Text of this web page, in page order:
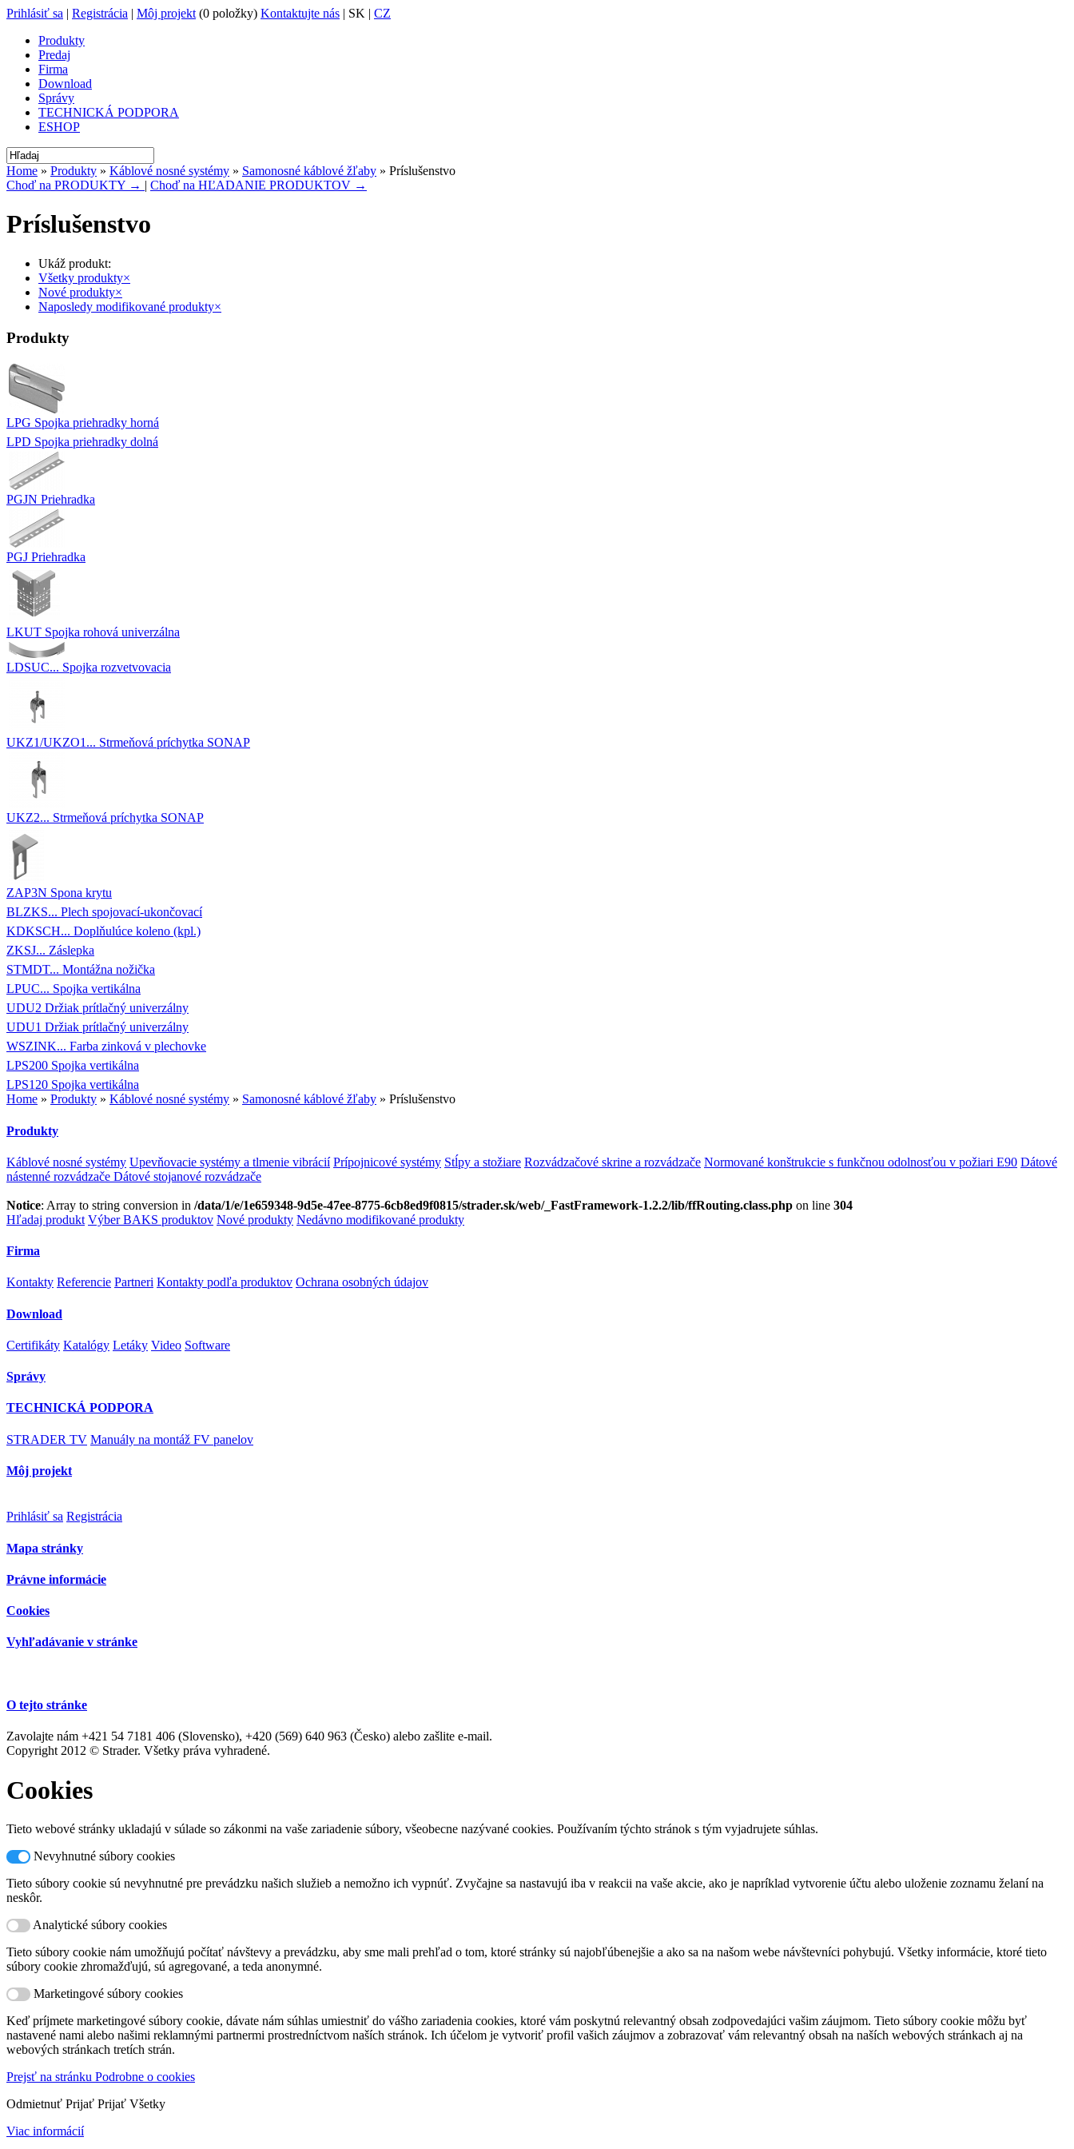
Prihlásiť sa | Registrácia | Môj projekt (0 položky) Kontaktujte nás | SK | CZ
Produkty
Predaj
Firma
Download
Správy
TECHNICKÁ PODPORA
ESHOP
Home » Produkty » Káblové nosné systémy » Samonosné káblové žľaby » Príslušenstvo
Choď na PRODUKTY → | Choď na HĽADANIE PRODUKTOV →
Príslušenstvo
Ukáž produkt:
Všetky produkty×
Nové produkty×
Naposledy modifikované produkty×
Produkty
LPG Spojka priehradky horná
LPD Spojka priehradky dolná
PGJN Priehradka
PGJ Priehradka
LKUT Spojka rohová univerzálna
LDSUC... Spojka rozvetvovacia
UKZ1/UKZO1... Strmeňová príchytka SONAP
UKZ2... Strmeňová príchytka SONAP
ZAP3N Spona krytu
BLZKS... Plech spojovací-ukončovací
KDKSCH... Doplňulúce koleno (kpl.)
ZKSJ... Záslepka
STMDT... Montážna nožička
LPUC... Spojka vertikálna
UDU2 Držiak prítlačný univerzálny
UDU1 Držiak prítlačný univerzálny
WSZINK... Farba zinková v plechovke
LPS200 Spojka vertikálna
LPS120 Spojka vertikálna
Home » Produkty » Káblové nosné systémy » Samonosné káblové žľaby » Príslušenstvo
Produkty
Káblové nosné systémy Upevňovacie systémy a tlmenie vibrácií Prípojnicové systémy Stĺpy a stožiare Rozvádzačové skrine a rozvádzače Normované konštrukcie s funkčnou odolnosťou v požiari E90 Dátové
nástenné rozvádzače Dátové stojanové rozvádzače
Notice: Array to string conversion in /data/1/e/1e659348-9d5e-47ee-8775-6cb8ed9f0815/strader.sk/web/_FastFramework-1.2.2/lib/ffRouting.class.php on line 304
Hľadaj produkt Výber BAKS produktov Nové produkty Nedávno modifikované produkty
Firma
Kontakty Referencie Partneri Kontakty podľa produktov Ochrana osobných údajov
Download
Certifikáty Katalógy Letáky Video Software
Správy
TECHNICKÁ PODPORA
STRADER TV Manuály na montáž FV panelov
Môj projekt
Prihlásiť sa Registrácia
Mapa stránky
Právne informácie
Cookies
Vyhľadávanie v stránke
O tejto stránke
Zavolajte nám +421 54 7181 406 (Slovensko), +420 (569) 640 963 (Česko) alebo zašlite e-mail.
Copyright 2012 © Strader. Všetky práva vyhradené.
Cookies
Tieto webové stránky ukladajú v súlade so zákonmi na vaše zariadenie súbory, všeobecne nazývané cookies. Používaním týchto stránok s tým vyjadrujete súhlas.
Nevyhnutné súbory cookies
Tieto súbory cookie sú nevyhnutné pre prevádzku našich služieb a nemožno ich vypnúť. Zvyčajne sa nastavujú iba v reakcii na vaše akcie, ako je napríklad vytvorenie účtu alebo uloženie zoznamu želaní na
neskôr.
Analytické súbory cookies
Tieto súbory cookie nám umožňujú počítať návštevy a prevádzku, aby sme mali prehľad o tom, ktoré stránky sú najobľúbenejšie a ako sa na našom webe návštevníci pohybujú. Všetky informácie, ktoré tieto
súbory cookie zhromažďujú, sú agregované, a teda anonymné.
Marketingové súbory cookies
Keď príjmete marketingové súbory cookie, dávate nám súhlas umiestniť do vášho zariadenia cookies, ktoré vám poskytnú relevantný obsah zodpovedajúci vašim záujmom. Tieto súbory cookie môžu byť
nastavené nami alebo našimi reklamnými partnermi prostredníctvom naších stránok. Ich účelom je vytvoriť profil vašich záujmov a zobrazovať vám relevantný obsah na naších webových stránkach aj na
webových stránkach tretích strán.
Prejsť na stránku Podrobne o cookies
Odmietnuť Prijať Prijať Všetky
Viac informácií